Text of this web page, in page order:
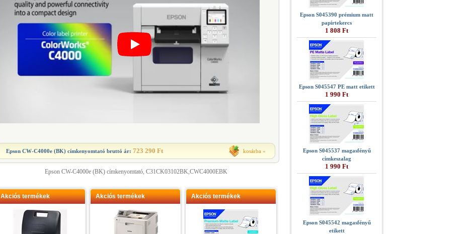
Epson CW-C4000e (BK) címkenyomtató bruttó ár: 723 290 Ft kosárba »
Epson CW-C4000e (BK) címkenyomtató, C31CK03102BK,CWC4000EBK
Akciós termékek Akciós termékek Akciós termékek
Epson S045390 prémium matt
papírtekercs
1 808 Ft
Epson S045547 PE matt etikett
1 990 Ft
Epson S045537 magasfényű
címkeszalag
1 990 Ft
Epson S045542 magasfényű
etikett